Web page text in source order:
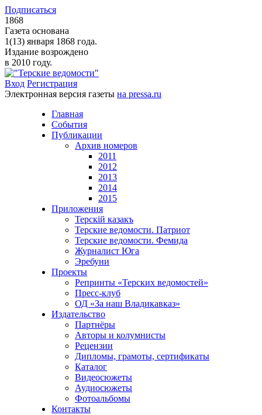
Подписаться
1868
Газета основана
1(13) января 1868 года.
Издание возрождено
в 2010 году.
Вход Регистрация
Электронная версия газеты на pressa.ru
Главная
События
Публикации
Архив номеров
2011
2012
2013
2014
2015
Приложения
Терскiй казакъ
Терские ведомости. Патриот
Терские ведомости. Фемида
Журналист Юга
Эребуни
Проекты
Репринты «Терских ведомостей»
Пресс-клуб
ОД «За наш Владикавказ»
Издательство
Партнёры
Авторы и колумнисты
Рецензии
Дипломы, грамоты, сертификаты
Каталог
Видеосюжеты
Аудиосюжеты
Фотоальбомы
Контакты